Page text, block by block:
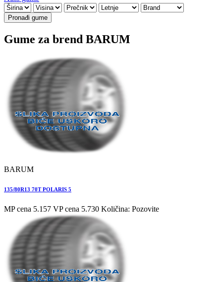
Pronađi gume
Gume za brend BARUM
BARUM
135/80R13 70T POLARIS 5
MP cena 5.157 VP cena 5.730 Količina: Pozovite